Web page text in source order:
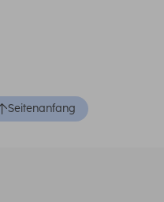
Seitenanfang